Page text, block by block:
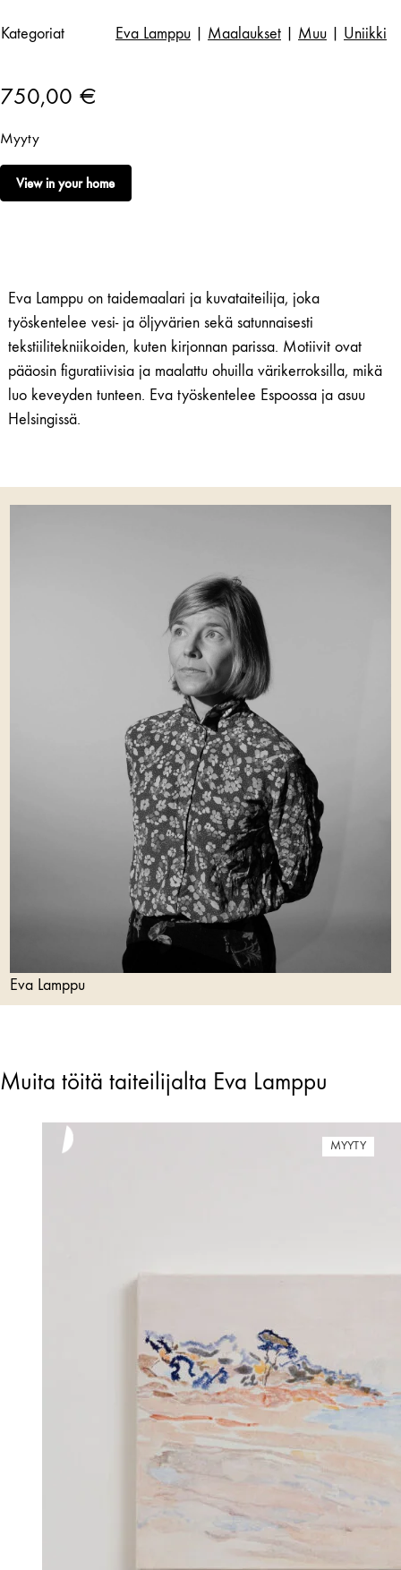
Kategoriat Eva Lamppu Maalaukset Muu Uniikki
750,00 €
Myyty
View in your home
Eva Lamppu on taidemaalari ja kuvataiteilija, joka
työskentelee vesi- ja öljyvärien sekä satunnaisesti
tekstiilitekniikoiden, kuten kirjonnan parissa. Motiivit ovat
pääosin figuratiivisia ja maalattu ohuilla värikerroksilla, mikä
luo keveyden tunteen. Eva työskentelee Espoossa ja asuu
Helsingissä.
Eva Lamppu
Muita töitä taiteilijalta Eva Lamppu
MYYTY